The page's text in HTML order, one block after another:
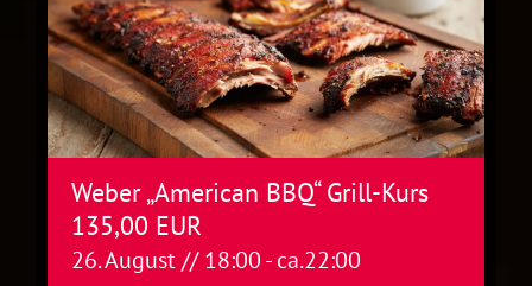
Weber „American BBQ“ Grill-Kurs
135,00 EUR
26. August // 18:00- ca.22:00